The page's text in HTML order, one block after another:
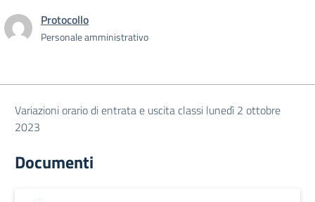
Protocollo
Personale amministrativo
Variazioni orario di entrata e uscita classi lunedì 2 ottobre
2023
Documenti